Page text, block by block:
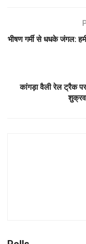
भीषण गर्मी से धधके जंगल:
कांगड़ा वैली रेल ट्रैक